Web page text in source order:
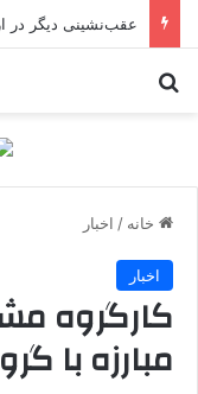
خانه / اخبار
اخبار
کارگروه
مبارزه با